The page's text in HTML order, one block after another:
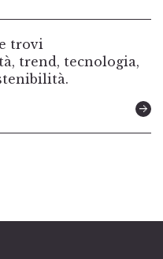
trovi
trend, tecnologia,